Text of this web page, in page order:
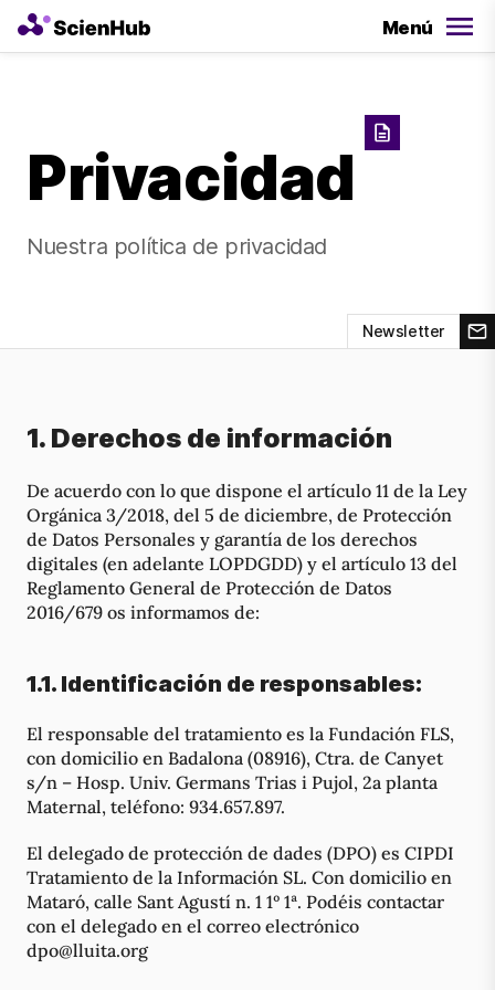
Menú
Privacidad
Nuestra política de privacidad
Newsletter
1. Derechos de información
De acuerdo con lo que dispone el artículo 11 de la Ley
Orgánica 3/2018, del 5 de diciembre, de Protección
de Datos Personales y garantía de los derechos
digitales (en adelante LOPDGDD) y el artículo 13 del
Reglamento General de Protección de Datos
2016/679 os informamos de:
1.1. Identificación de responsables:
El responsable del tratamiento es la Fundación FLS,
con domicilio en Badalona (08916), Ctra. de Canyet
s/n – Hosp. Univ. Germans Trias i Pujol, 2a planta
Maternal, teléfono: 934.657.897.
El delegado de protección de dades (DPO) es CIPDI
Tratamiento de la Información SL. Con domicilio en
Mataró, calle Sant Agustí n. 1 1º 1ª. Podéis contactar
con el delegado en el correo electrónico
dpo@lluita.org